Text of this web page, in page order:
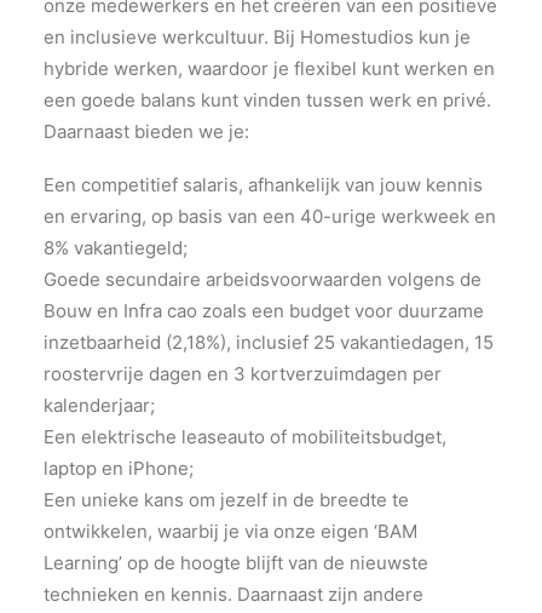
onze medewerkers en het creëren van een positieve
en inclusieve werkcultuur. Bij Homestudios kun je
hybride werken, waardoor je flexibel kunt werken en
een goede balans kunt vinden tussen werk en privé.
Daarnaast bieden we je:
Een competitief salaris, afhankelijk van jouw kennis
en ervaring, op basis van een 40-urige werkweek en
8% vakantiegeld;
Goede secundaire arbeidsvoorwaarden volgens de
Bouw en Infra cao zoals een budget voor duurzame
inzetbaarheid (2,18%), inclusief 25 vakantiedagen, 15
roostervrije dagen en 3 kortverzuimdagen per
kalenderjaar;
Een elektrische leaseauto of mobiliteitsbudget,
laptop en iPhone;
Een unieke kans om jezelf in de breedte te
ontwikkelen, waarbij je via onze eigen ‘BAM
Learning’ op de hoogte blijft van de nieuwste
technieken en kennis. Daarnaast zijn andere